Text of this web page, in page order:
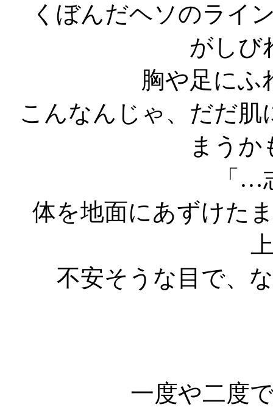
くぼんだヘソのライ
がしび
胸や足にふ
こんなんじゃ、だだ
まうか
「
体を地面にあずけた
不安そうな目で、
一度や二度